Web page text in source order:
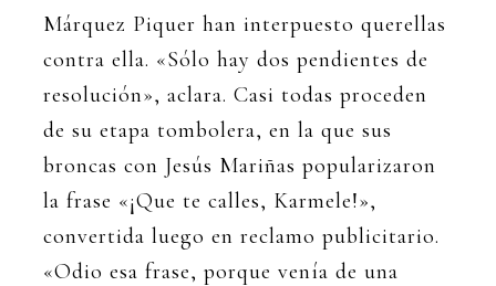
Márquez Piquer han interpuesto querellas
contra ella. «Sólo hay dos pendientes de
resolución», aclara. Casi todas proceden
de su etapa tombolera, en la que sus
broncas con Jesús Mariñas popularizaron
la frase «¡Que te calles, Karmele!»,
convertida luego en reclamo publicitario.
«Odio esa frase, porque venía de una